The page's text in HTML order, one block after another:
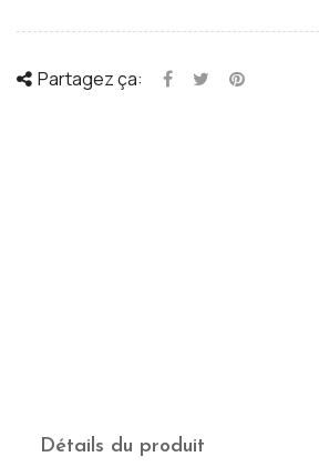
Partagez ça:
Détails du produit